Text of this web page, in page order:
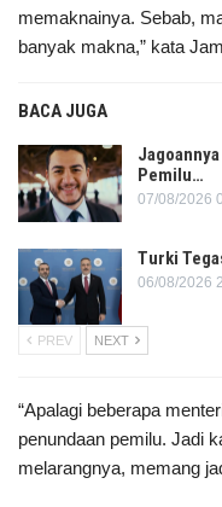
memaknainya. Sebab,
banyak makna,” kata
BACA JUGA
Pemilu…
07/08/2026
Turki
06/08/2026
PREV NEXT
“Apalagi beberapa
penundaan pemilu. Jadi
melarangnya, memang